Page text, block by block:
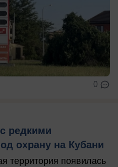
0
редкими
охрану на Кубани
территория появилась